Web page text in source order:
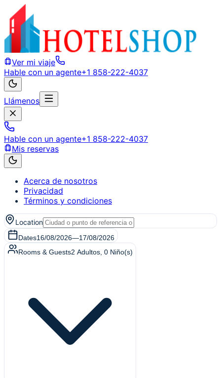
Ver mi viaje
Hable con un agente+1 858-222-4037
Llámenos
Hable con un agente+1 858-222-4037
Mis reservas
Acerca de nosotros
Privacidad
Términos y condiciones
Location
Dates16/08/2026—17/08/2026
Rooms & Guests2 Adultos 0 Niño(s)